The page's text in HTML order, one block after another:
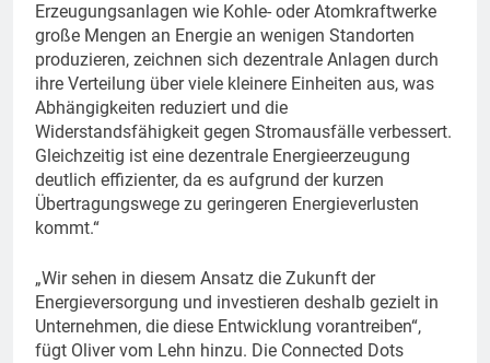
Erzeugungsanlagen wie Kohle- oder Atomkraftwerke
große Mengen an Energie an wenigen Standorten
produzieren, zeichnen sich dezentrale Anlagen durch
ihre Verteilung über viele kleinere Einheiten aus, was
Abhängigkeiten reduziert und die
Widerstandsfähigkeit gegen Stromausfälle verbessert.
Gleichzeitig ist eine dezentrale Energieerzeugung
deutlich effizienter, da es aufgrund der kurzen
Übertragungswege zu geringeren Energieverlusten
kommt.“
„Wir sehen in diesem Ansatz die Zukunft der
Energieversorgung und investieren deshalb gezielt in
Unternehmen, die diese Entwicklung vorantreiben“,
fügt Oliver vom Lehn hinzu. Die Connected Dots